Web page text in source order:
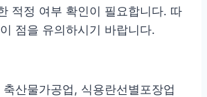
적정 여부 확인이 필요합니다. 따
점을 유의하시기 바랍니다.
산물가공업, 식용란선별포장업